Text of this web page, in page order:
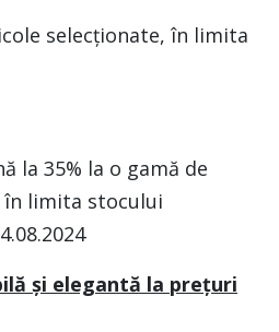
selecționate, în limita
35% la o gamă de
limita stocului
și elegantă la prețuri